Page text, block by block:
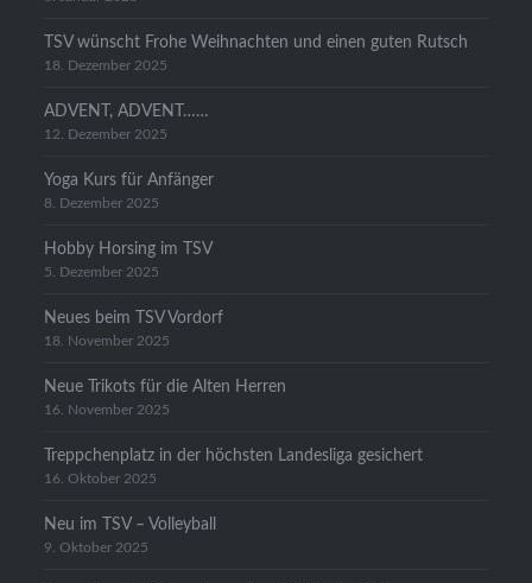
TSV wünscht Frohe Weihnachten und einen guten Rutsch
18. Dezember 2025
ADVENT, ADVENT……
12. Dezember 2025
Yoga Kurs für Anfänger
8. Dezember 2025
Hobby Horsing im TSV
5. Dezember 2025
Neues beim TSV Vordorf
18. November 2025
Neue Trikots für die Alten Herren
16. November 2025
Treppchenplatz in der höchsten Landesliga gesichert
16. Oktober 2025
Neu im TSV – Volleyball
9. Oktober 2025